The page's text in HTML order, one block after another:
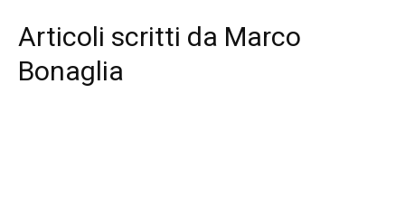
Articoli scritti da Marco
Bonaglia